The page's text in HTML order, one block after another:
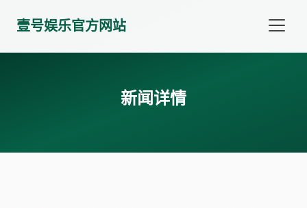
壹号娱乐官方网站
新闻详情